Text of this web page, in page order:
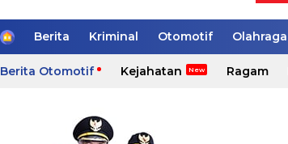
H
m
e
Berita Kriminal Otomotif Olahraga
Berita Otomotif Kejahatan Ragam